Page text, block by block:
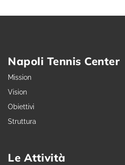
Napoli Tennis Center
Mission
Vision
Obiettivi
Struttura
Le Attività